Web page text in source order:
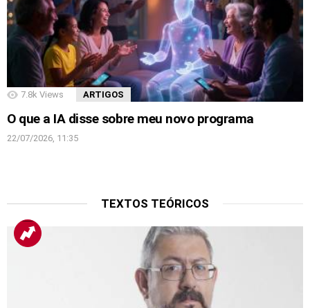
7.8k Views ARTIGOS
O que a IA disse sobre meu novo programa
22/07/2026, 11:35
TEXTOS TEÓRICOS